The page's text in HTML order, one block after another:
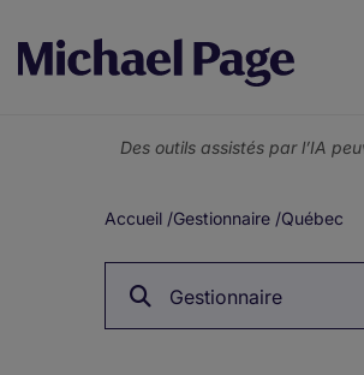
Des outils assistés par l’IA
Fil
d'Ariane
Accueil /Gestionnaire /Québec
Gestionnaire